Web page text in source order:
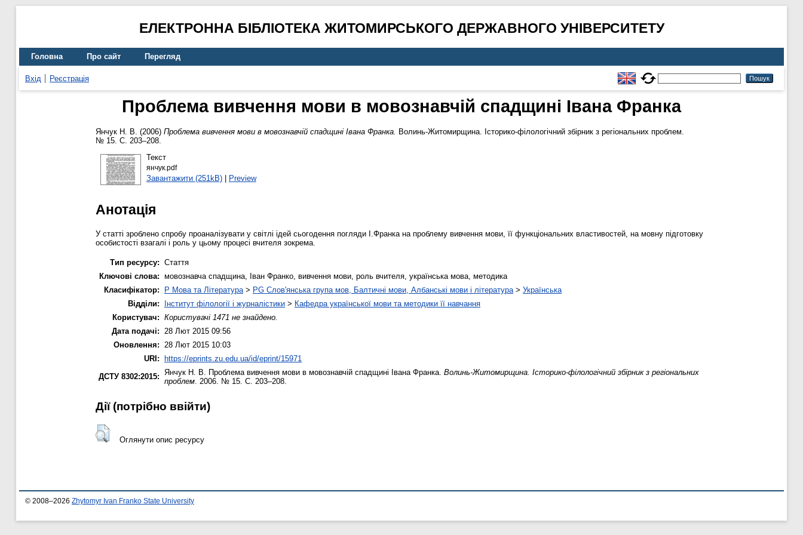
ЕЛЕКТРОННА БІБЛІОТЕКА ЖИТОМИРСЬКОГО ДЕРЖАВНОГО УНІВЕРСИТЕТУ
Головна Про сайт Перегляд
Вхід Реєстрація
Проблема вивчення мови в мовознавчій спадщині Івана Франка
Янчук Н. В. (2006) Проблема вивчення мови в мовознавчій спадщині Івана Франка. Волинь-Житомирщина. Історико-філологічний збірник з регіональних проблем.
№ 15. С. 203–208.
Текст
янчук.pdf
Завантажити (251kB)| Preview
Анотація
У статті зроблено спробу проаналізувати у світлі ідей сьогодення погляди І.Франка на проблему вивчення мови, її функціональних властивостей, на мовну підготовку
особистості взагалі і роль у цьому процесі вчителя зокрема.
Тип ресурсу: Стаття
Ключові слова: мовознавча спадщина, Іван Франко, вивчення мови, роль вчителя, українська мова, методика
Класифікатор:
P Мова та Література > PG Слов'янська група мов, Балтичні мови, Албанські мови і література > Українська
Відділи:
Інститут філології і журналістики > Кафедра української мови та методики її навчання
Користувач: Користувачі 1471 не знайдено.
Дата подачі:
28 Лют 2015 09:56
Оновлення:
28 Лют 2015 10:03
URI: https://eprints.zu.edu.ua/id/eprint/15971
ДСТУ 8302:2015:
Янчук Н. В. Проблема вивчення мови в мовознавчій спадщині Івана Франка. Волинь-Житомирщина. Історико-філологічний збірник з регіональних
проблем . 2006. № 15. С. 203–208.
Дії ​​(потрібно ввійти)
Оглянути опис ресурсу
© 2008–2026 Zhytomyr Ivan Franko State University